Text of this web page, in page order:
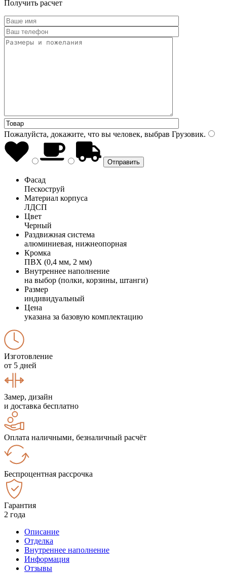
Получить расчет
Пожалуйста, докажите, что вы человек, выбрав Грузовик.
Фасад
Пескоструй
Материал корпуса
ЛДСП
Цвет
Черный
Раздвижная система
алюминиевая, нижнеопорная
Кромка
ПВХ (0,4 мм, 2 мм)
Внутреннее наполнение
на выбор (полки, корзины, штанги)
Размер
индивидуальный
Цена
указана за базовую комплектацию
Изготовление
от 5 дней
Замер, дизайн
и доставка бесплатно
Оплата наличными, безналичный расчёт
Беспроцентная рассрочка
Гарантия
2 года
Описание
Отделка
Внутреннее наполнение
Информация
Отзывы